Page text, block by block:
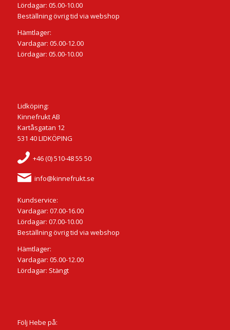
Lördagar: 05.00-10.00
Beställning övrig tid via webshop
Hämtlager:
Vardagar: 05.00-12.00
Lördagar: 05.00-10.00
Lidköping:
Kinnefrukt AB
Kartåsgatan 12
531 40 LIDKÖPING
+46 (0) 510-48 55 50
info@kinnefrukt.se
Kundservice:
Vardagar: 07.00-16.00
Lördagar: 07.00-10.00
Beställning övrig tid via webshop
Hämtlager:
Vardagar: 05.00-12.00
Lördagar: Stängt
Följ Hebe på: